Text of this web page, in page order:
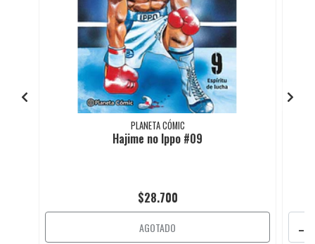
PLANETA CÓMIC
Hajime no Ippo #09
$28.700
AGOTADO -